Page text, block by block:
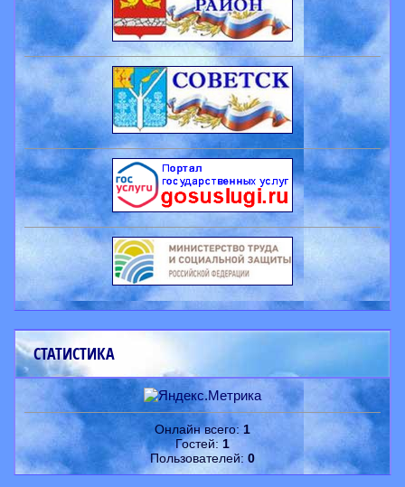
СТАТИСТИКА
Онлайн всего: 1
Гостей:1
Пользователей: 0